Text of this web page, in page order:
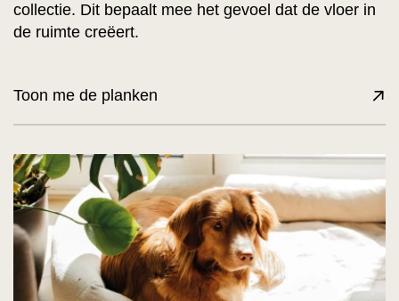
collectie. Dit bepaalt mee het gevoel dat de vloer in
de ruimte creëert.
Toon me de planken